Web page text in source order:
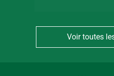
Voir toutes